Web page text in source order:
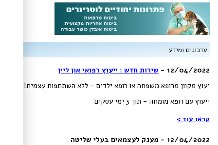
עדכונים ומידע
12/04/2022 -
שירות חדש : ייעוץ רפואי און ליין
יעוץ מקוון מרופא משפחה או רופא ילדים - ללא השתתפות עצמית!,
ייעוץ עם רופא מומחה - תוך 3 ימי עסקים
קראו עוד >
12/04/2022 - מענק לעצמאים בעלי שליטה